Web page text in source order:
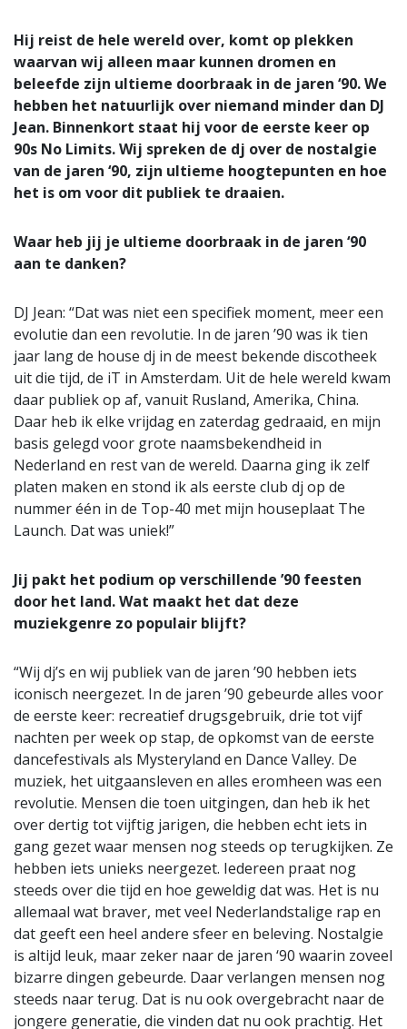
Hij reist de hele wereld over, komt op plekken
waarvan wij alleen maar kunnen dromen en
beleefde zijn ultieme doorbraak in de jaren ‘90. We
hebben het natuurlijk over niemand minder dan DJ
Jean. Binnenkort staat hij voor de eerste keer op
90s No Limits. Wij spreken de dj over de nostalgie
van de jaren ‘90, zijn ultieme hoogtepunten en hoe
het is om voor dit publiek te draaien.
Waar heb jij je ultieme doorbraak in de jaren ‘90
aan te danken?
DJ Jean: “Dat was niet een specifiek moment, meer een
evolutie dan een revolutie. In de jaren ’90 was ik tien
jaar lang de house dj in de meest bekende discotheek
uit die tijd, de iT in Amsterdam. Uit de hele wereld kwam
daar publiek op af, vanuit Rusland, Amerika, China.
Daar heb ik elke vrijdag en zaterdag gedraaid, en mijn
basis gelegd voor grote naamsbekendheid in
Nederland en rest van de wereld. Daarna ging ik zelf
platen maken en stond ik als eerste club dj op de
nummer één in de Top-40 met mijn houseplaat The
Launch. Dat was uniek!”
Jij pakt het podium op verschillende ’90 feesten
door het land. Wat maakt het dat deze
muziekgenre zo populair blijft?
“Wij dj’s en wij publiek van de jaren ’90 hebben iets
iconisch neergezet. In de jaren ’90 gebeurde alles voor
de eerste keer: recreatief drugsgebruik, drie tot vijf
nachten per week op stap, de opkomst van de eerste
dancefestivals als Mysteryland en Dance Valley. De
muziek, het uitgaansleven en alles eromheen was een
revolutie. Mensen die toen uitgingen, dan heb ik het
over dertig tot vijftig jarigen, die hebben echt iets in
gang gezet waar mensen nog steeds op terugkijken. Ze
hebben iets unieks neergezet. Iedereen praat nog
steeds over die tijd en hoe geweldig dat was. Het is nu
allemaal wat braver, met veel Nederlandstalige rap en
dat geeft een heel andere sfeer en beleving. Nostalgie
is altijd leuk, maar zeker naar de jaren ‘90 waarin zoveel
bizarre dingen gebeurde. Daar verlangen mensen nog
steeds naar terug. Dat is nu ook overgebracht naar de
jongere generatie, die vinden dat nu ook prachtig. Het